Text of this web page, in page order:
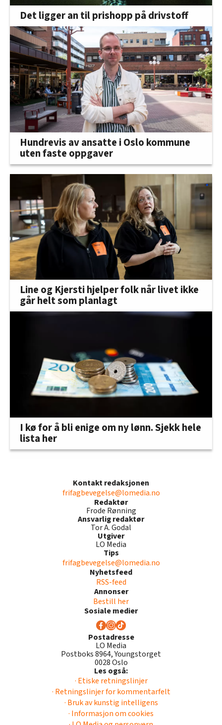
Det ligger an til prishopp på drivstoff
Hundrevis av ansatte i Oslo kommune
uten faste oppgaver
Line og Kjersti hjelper folk når livet ikke
går helt som planlagt
I kø for å bli enige om ny lønn. Sjekk hele
lista her
Kontakt redaksjonen
frifagbevegelse@lomedia.no
Redaktør
Frode Rønning
Ansvarlig redaktør
Tor A. Godal
Utgiver
LO Media
Tips
frifagbevegelse@lomedia.no
Nyhetsfeed
RSS-feed
Annonser
Bestill her
Sosiale medier
Postadresse
LO Media
Postboks 8964, Youngstorget
0028 Oslo
Les også:
· Etiske retningslinjer
· Retningslinjer for kommentarfelt
· Bruk av kunstig intelligens
· Informasjon om cookies